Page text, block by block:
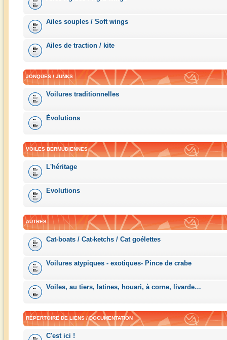
Ailes souples / Soft wings
Ailes de traction / kite
JONQUES / JUNKS
Voilures traditionnelles
Évolutions
VOILES BERMUDIENNES
L'héritage
Évolutions
AUTRES
Cat-boats / Cat-ketchs / Cat goélettes
Voilures atypiques - exotiques- Pince de crabe
Voiles, au tiers, latines, houari, à corne, livarde…
RÉPERTOIRE DE LIENS / DOCUMENTATION
C'est ici !